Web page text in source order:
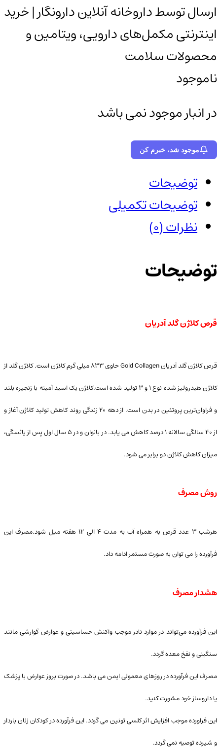
ارسال توسط داروخانه آنلاین دارونگار | خرید
اینترنتی مکمل‌های دارویی، ویتامین و
محصولات سلامت
ناموجود
در انبار موجود نمی باشد
موجود شد، خبرم کن
توضیحات
توضیحات تکمیلی
نظرات (0)
توضیحات
قرص کلاژن گلد آدریان
قرص کلاژن گلد آدریان Gold Collagen حاوی ۸۳۳ میلی گرم کلاژن است. کلاژن گلد از
کلاژن هیدرولیز شده نوع ۱ و ۳ تولید شده است.کلاژن یک اسید آمینه با زنجیره بلند
و فراوان‌ترین پروتئین در بدن است. از دهه ۲۰ زندگی روند کاهش تولید کلاژن آغاز و
از ۴۰ سالگی سالانه ۱ درصد کاهش می یابد. در بانوان و در ۵ سال اول پس از یائسگی،
میزان کاهش کلاژن دو برابر می شود.
روش مصرف
هرشب ۳ عدد قرص به همراه آب به مدت ۴ الی ۱۲ هفته میل شود.مصرف این
فرآورده را می توان به صورت مستمر ادامه داد.
هشدار مصرف
این فرآورده می‌تواند در موارد نادر موجب واکنش حساسیتی و عوارض گوارشی مانند
سنگینی و نفخ معده گردد.
مصرف این فرآورده در روزهای معمولی ایمن می باشد. در صورت بروز عوارض با پزشک
یا داروساز خود مشورت کنید.
این فراورده موجب افزایش اثر کلسی تونین می گردد. این فرآورده در کودکان زنان باردار
و شیرده توصیه نمی گردد.